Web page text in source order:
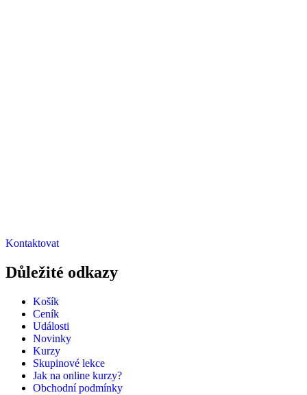
Kontaktovat
Důležité odkazy
Košík
Ceník
Události
Novinky
Kurzy
Skupinové lekce
Jak na online kurzy?
Obchodní podmínky